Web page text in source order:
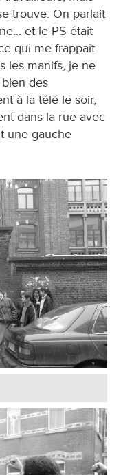
trouve. On parlait
et le PS était
qui me frappait
les manifs, je ne
des
à la télé le soir,
dans la rue avec
une gauche